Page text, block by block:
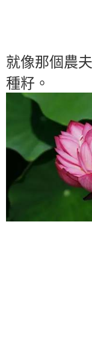
就像那個農
種籽。